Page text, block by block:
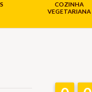
COZINHA
VEGETARIANA